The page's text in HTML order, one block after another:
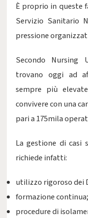
È proprio in queste
Servizio Sanitario
pressione
Secondo
trovano oggi ad
sempre più
convivere con una
pari a 175mila
La gestione di casi
richiede infatti:
utilizzo rigoroso dei
formazione continua;
procedure di